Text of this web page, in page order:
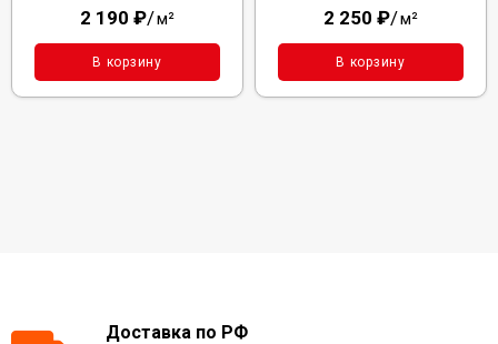
2 190 ₽/м²
В корзину
2 250 ₽/м²
В корзину
Доставка по РФ